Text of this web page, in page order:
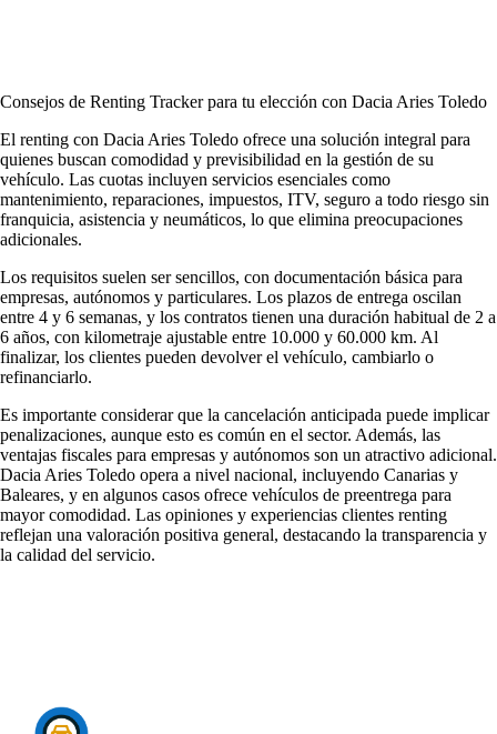
Consejos de Renting Tracker para tu elección con Dacia Aries Toledo
El renting con Dacia Aries Toledo ofrece una solución integral para
quienes buscan comodidad y previsibilidad en la gestión de su
vehículo. Las cuotas incluyen servicios esenciales como
mantenimiento, reparaciones, impuestos, ITV, seguro a todo riesgo sin
franquicia, asistencia y neumáticos, lo que elimina preocupaciones
adicionales.
Los requisitos suelen ser sencillos, con documentación básica para
empresas, autónomos y particulares. Los plazos de entrega oscilan
entre 4 y 6 semanas, y los contratos tienen una duración habitual de 2 a
6 años, con kilometraje ajustable entre 10.000 y 60.000 km. Al
finalizar, los clientes pueden devolver el vehículo, cambiarlo o
refinanciarlo.
Es importante considerar que la cancelación anticipada puede implicar
penalizaciones, aunque esto es común en el sector. Además, las
ventajas fiscales para empresas y autónomos son un atractivo adicional.
Dacia Aries Toledo opera a nivel nacional, incluyendo Canarias y
Baleares, y en algunos casos ofrece vehículos de preentrega para
mayor comodidad. Las opiniones y experiencias clientes renting
reflejan una valoración positiva general, destacando la transparencia y
la calidad del servicio.